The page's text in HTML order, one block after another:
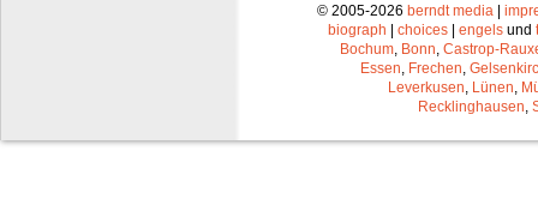
© 2005-2026 berndt media |
biograph | choices | engels und
Bochum Bonn Castrop-
Essen Frechen
Leverkusen Lünen
Recklinghausen